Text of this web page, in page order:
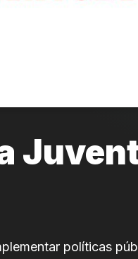
políticas